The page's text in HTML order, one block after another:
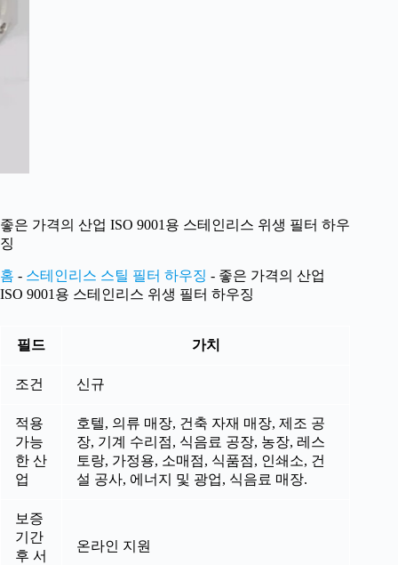
좋은 가격의 산업 ISO 9001용 스테인리스 위생 필터 하우
징
홈 - 스테인리스 스틸 필터 하우징 - 좋은 가격의 산업
ISO 9001용 스테인리스 위생 필터 하우징
필드 가치
조건 신규
적용
가능
한 산
업
호텔, 의류 매장, 건축 자재 매장, 제조 공
장, 기계 수리점, 식음료 공장, 농장, 레스
토랑, 가정용, 소매점, 식품점, 인쇄소, 건
설 공사, 에너지 및 광업, 식음료 매장.
보증
기간
후 서
온라인 지원